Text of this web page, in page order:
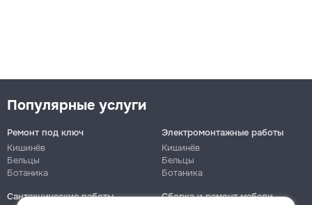
Популярные услуги
Ремонт под ключ
Кишинёв
Бельцы
Ботаника
Электромонтажные работы
Кишинёв
Бельцы
Ботаника
Сантехнические работы
Сборка и ремонт мебели